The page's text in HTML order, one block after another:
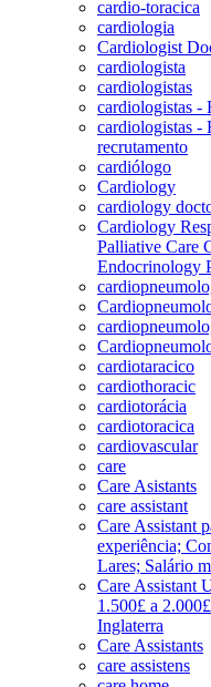
cardio-toracica
cardiologia
Cardiologist
cardiologista
cardiologistas
cardiologistas -
cardiologistas -
recrutamento
cardiólogo
Cardiology
cardiology
Cardiology
Palliative Care
Endocrinology
cardiotaracico
cardiothoracic
cardiotorácia
cardiotoracica
cardiovascular
care
Care Asistants
care assistant
Care Assistant
experiência;
Lares; Salário
Care Assistant
1.500£ a
Inglaterra
Care Assistants
care assistens